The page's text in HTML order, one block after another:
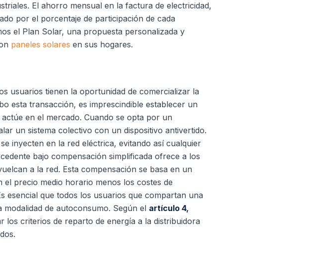
El ahorro mensual en la factura de electricidad,
por el porcentaje de participación de cada
el Plan Solar, una propuesta personalizada y
paneles solares en sus hogares.
usuarios tienen la oportunidad de comercializar la
esta transacción, es imprescindible establecer un
en el mercado. Cuando se opta por un
un sistema colectivo con un dispositivo antivertido.
inyecten en la red eléctrica, evitando así cualquier
bajo compensación simplificada ofrece a los
a la red. Esta compensación se basa en un
precio medio horario menos los costes de
esencial que todos los usuarios que compartan una
de autoconsumo. Según el artículo 4,
los criterios de reparto de energía a la distribuidora